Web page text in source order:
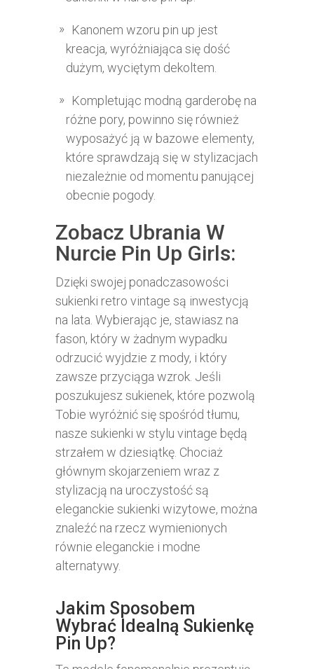
Kanonem wzoru pin up jest
kreacja, wyróżniająca się dość
dużym, wyciętym dekoltem.
Kompletując modną garderobę na
różne pory, powinno się również
wyposażyć ją w bazowe elementy,
które sprawdzają się w stylizacjach
niezależnie od momentu panującej
obecnie pogody.
Zobacz Ubrania W
Nurcie Pin Up Girls:
Dzięki swojej ponadczasowości
sukienki retro vintage są inwestycją
na lata. Wybierając je, stawiasz na
fason, który w żadnym wypadku
odrzucić wyjdzie z mody, i który
zawsze przyciąga wzrok. Jeśli
poszukujesz sukienek, które pozwolą
Tobie wyróżnić się spośród tłumu,
nasze sukienki w stylu vintage będą
strzałem w dziesiątkę. Chociaż
głównym skojarzeniem wraz z
stylizacją na uroczystość są
eleganckie sukienki wizytowe, można
znaleźć na rzecz wymienionych
równie eleganckie i modne
alternatywy.
Jakim Sposobem
Wybrać Idealną Sukienkę
Pin Up?